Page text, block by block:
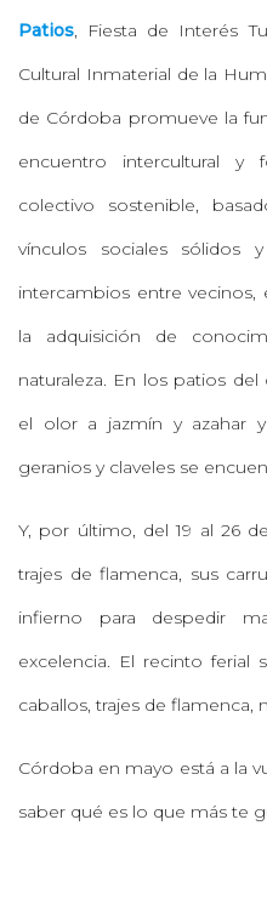
Patios, Fiesta de Interés
Cultural Inmaterial de la
de Córdoba promueve la
encuentro intercultural
colectivo sostenible,
vínculos sociales sólidos
intercambios entre
la adquisición de
naturaleza. En los patios
el olor a jazmín y azahar
geranios y claveles se
Y, por último, del 19 al 26
trajes de flamenca, sus
infierno para despedir
excelencia. El recinto ferial
caballos, trajes de flamenca,
Córdoba en mayo está a la
saber qué es lo que más te